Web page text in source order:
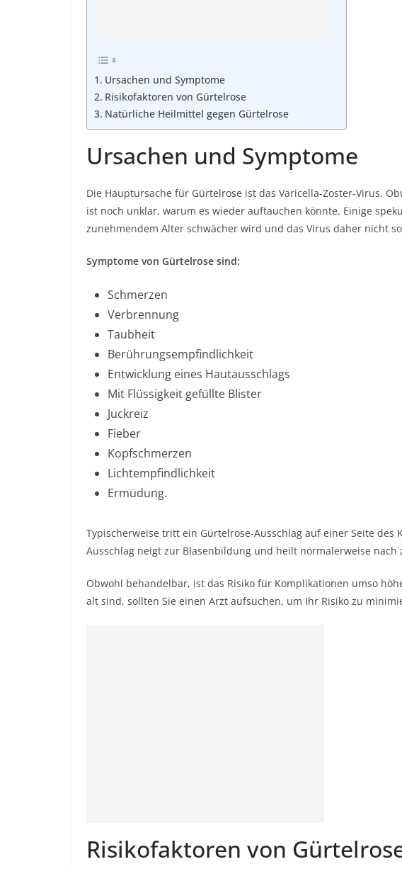
Ursachen und Symptome
Risikofaktoren von Gürtelrose
Natürliche Heilmittel gegen Gürtelrose
Ursachen und Symptome
Die Hauptursache für Gürtelrose ist das Varicella-Zoster-Virus.
ist noch unklar, warum es wieder auftauchen könnte. Einige
zunehmendem Alter schwächer wird und das Virus daher nicht
Symptome von Gürtelrose sind:
Schmerzen
Verbrennung
Taubheit
Berührungsempfindlichkeit
Entwicklung eines Hautausschlags
Mit Flüssigkeit gefüllte Blister
Juckreiz
Fieber
Kopfschmerzen
Lichtempfindlichkeit
Ermüdung.
Typischerweise tritt ein Gürtelrose-Ausschlag auf einer Seite des
Ausschlag neigt zur Blasenbildung und heilt normalerweise nach
Obwohl behandelbar, ist das Risiko für Komplikationen umso
alt sind, sollten Sie einen Arzt aufsuchen, um Ihr Risiko zu
Risikofaktoren von